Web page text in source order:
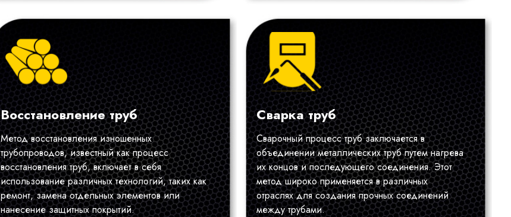
Восстановление труб
Метод восстановления изношенных
трубопроводов, известный как процесс
восстановления труб, включает в себя
использование различных технологий, таких как
ремонт, замена отдельных элементов или
нанесение защитных покрытий.
Сварка труб
Сварочный процесс труб заключается в
объединении металлических труб путем нагрева
их концов и последующего соединения. Этот
метод широко применяется в различных
отраслях для создания прочных соединений
между трубами.